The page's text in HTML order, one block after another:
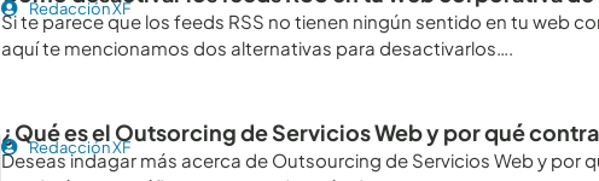
Redacción XF
Si te parece que los feeds RSS no tienen ningún sentido en tu web
aquí te mencionamos dos alternativas para desactivarlos….
¿Qué es el Outsorcing de Servicios Web y por qué
Redacción XF
Deseas indagar más acerca de Outsourcing de Servicios Web y